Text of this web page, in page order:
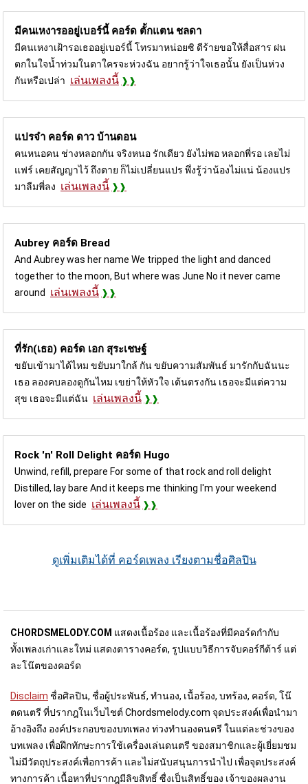
มีคนเหงารออยู่เบอร์นี้ คอร์ด ตั้กแตน ชลดา
มีคนเหงาเฝ้ารอเธออยู่เบอร์นี้ โทรมาหน่อยซิ ดีร้ายขอให้สื่อสาร ฝน
ตกในใจน้ำท่วมในตาใครจะห่วงฉัน อยากรู้ว่าใจเธอนั้น ยังเป็นห่วง
กันหรือเปล่า เล่นเพลงนี้
แปรจ๋า คอร์ด ดาว บ้านดอน
คนหนอคน ช่างหลอกกัน จริงหนอ รักเดียว ยังไม่พอ หลอกพี่รอ เลยไม่
แฟร์ เคยสัญญาไว้ ถึงตาย ก็ไม่เปลี่ยนแปร พึ่งรู้ว่าน้องไม่แน่ น้องแปร
มาลืมพี่ลง เล่นเพลงนี้
Aubrey คอร์ด Bread
And Aubrey was her name We tripped the light and danced
together to the moon, But where was June No it never came
around
เล่นเพลงนี้
ที่รัก(เธอ) คอร์ด เอก สุระเชษฐ์
ขยับเข้ามาได้ไหม ขยับมาใกล้ กัน ขยับความสัมพันธ์ มารักกับฉันนะ
เธอ ลองคบลองดูกันไหม เขย่าให้หัวใจ เต้นตรงกัน เธอจะมีแต่ความ
สุข เธอจะมีแต่ฉัน เล่นเพลงนี้
Rock 'n' Roll Delight คอร์ด Hugo
Unwind, refill, prepare For some of that rock and roll delight
Distilled, lay bare And it keeps me thinking I'm your weekend
lover on the side เล่นเพลงนี้
ดูเพิ่มเติมได้ที่ คอร์ดเพลง เรียงตามชื่อศิลปิน
CHORDSMELODY.COM แสดงเนื้อร้อง และเนื้อร้องที่มีคอร์ดกำกับ
ทั้งเพลงเก่าและใหม่ แสดงตารางคอร์ด, รูปแบบวิธีการจับคอร์กีต้าร์ แต่
ละโน๊ตของคอร์ด
Disclaim ชื่อศิลปิน, ชื่อผู้ประพันธ์, ทำนอง, เนื้อร้อง, บทร้อง, คอร์ด, โน๊
ตดนตรี ที่ปรากฎในเว็บไชต์ Chordsmelody.com จุดประสงค์เพื่อนำมา
อ้างอิงถึง องค์ประกอบของบทเพลง ท่วงทำนองดนตรี ในแต่ละช่วงของ
บทเพลง เพื่อฝึกทักษะการใช้เครื่องเล่นดนตรี ของสมาชิกและผู้เยี่ยมชม
ไม่มีวัตถุประสงค์เพื่อการค้า และไม่สนับสนุนการนำไป เพื่อจุดประสงค์
ทางการค้า เนื้อหาที่ปรากฎมีลิขสิทธิ์ ซื่งเป็นสิทธิ์ของ เจ้าของผลงาน